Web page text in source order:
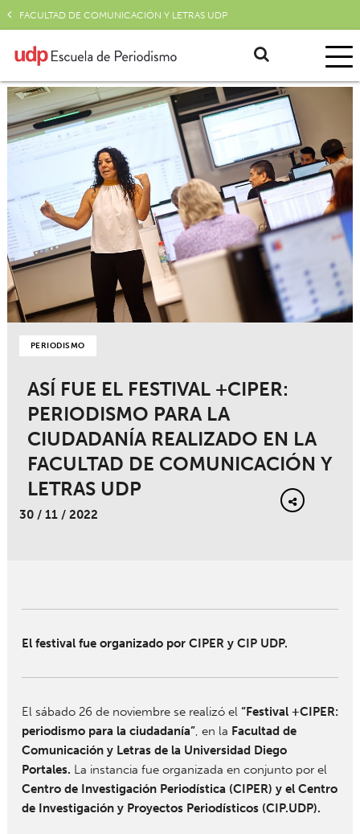
FACULTAD DE COMUNICACIÓN Y LETRAS UDP
PERIODISMO
ASÍ FUE EL FESTIVAL +CIPER:
PERIODISMO PARA LA
CIUDADANÍA REALIZADO EN LA
FACULTAD DE COMUNICACIÓN Y
LETRAS UDP
30 / 11 / 2022
El festival fue organizado por CIPER y CIP UDP.
El sábado 26 de noviembre se realizó el “Festival +CIPER:
periodismo para la ciudadanía”, en la Facultad de
Comunicación y Letras de la Universidad Diego
Portales. La instancia fue organizada en conjunto por el
Centro de Investigación Periodística (CIPER) y el Centro
de Investigación y Proyectos Periodísticos (CIP.UDP).